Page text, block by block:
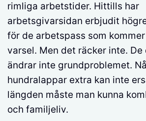
rimliga arbetstider. Hittills har
arbetsgivarsidan erbjudit
för de arbetspass som
varsel. Men det räcker inte. De
ändrar inte grundproblemet.
hundralappar extra kan inte
längden måste man kunna
och familjeliv.